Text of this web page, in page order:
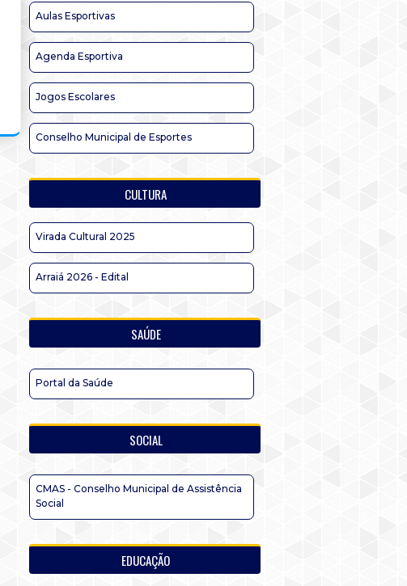
Aulas Esportivas
Agenda Esportiva
Jogos Escolares
Conselho Municipal de Esportes
CULTURA
Virada Cultural 2025
Arraiá 2026 - Edital
SAÚDE
Portal da Saúde
SOCIAL
CMAS - Conselho Municipal de Assistência
Social
EDUCAÇÃO